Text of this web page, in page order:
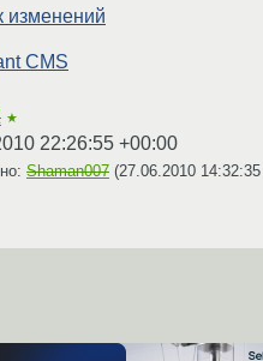
изменений
CMS
★
22:26:55 +00:00
Shaman007 (27.06.2010